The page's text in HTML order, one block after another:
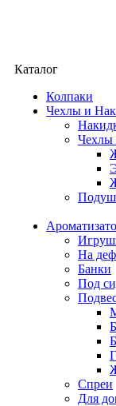
Каталог
Колпаки
Чехлы и
Чехлы
На
Банки
Под
Спреи
Для